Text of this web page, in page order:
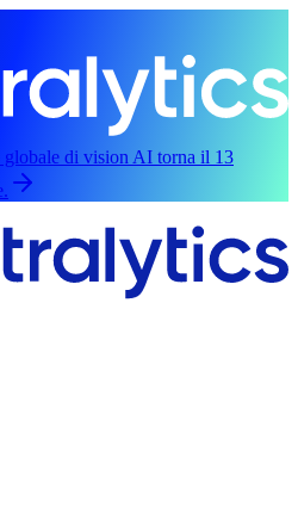
globale di vision AI torna il 13